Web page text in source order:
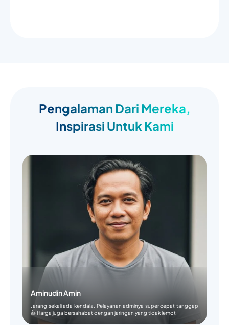
Pengalaman Dari Mereka,
Inspirasi Untuk Kami
Aminudin Amin
Jarang sekali ada kendala. Pelayanan adminya super cepat tanggap
👍 Harga juga bersahabat dengan jaringan yang tidak lemot